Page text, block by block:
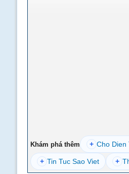
Khám phá thêm + Cho Dien
+ Tin Tuc Sao Viet +